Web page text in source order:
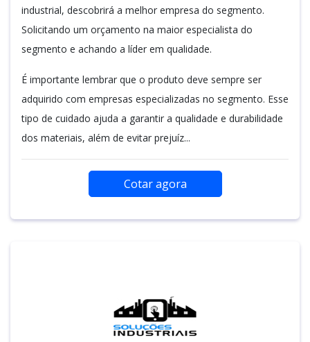
industrial, descobrirá a melhor empresa do segmento.
Solicitando um orçamento na maior especialista do
segmento e achando a líder em qualidade.
É importante lembrar que o produto deve sempre ser
adquirido com empresas especializadas no segmento. Esse
tipo de cuidado ajuda a garantir a qualidade e durabilidade
dos materiais, além de evitar prejuíz...
Cotar agora